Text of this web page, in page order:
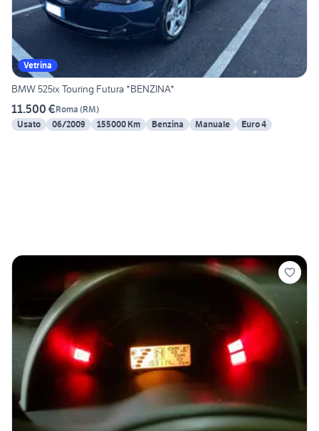
Vetrina
BMW 525ix Touring Futura *BENZINA*
11.500 €Roma (RM)
Usato
06/2009 155000 Km Benzina Manuale Euro 4